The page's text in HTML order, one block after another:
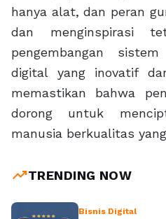
hanya alat, dan peran
dan menginspirasi
pengembangan
digital yang inovatif
memastikan bahwa
dorong untuk
manusia berkualitas
trending_upTRENDING NOW
Bisnis Digital